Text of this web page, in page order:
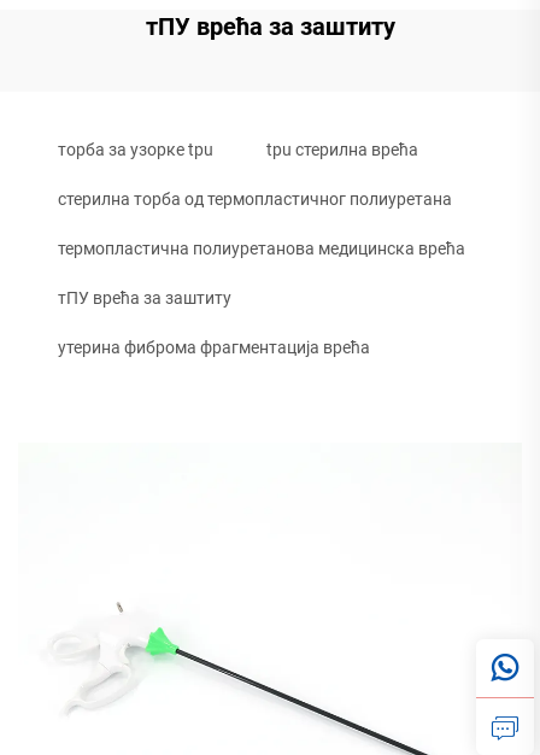
тПУ врећа за заштиту
торба за узорке tpu tpu стерилна врећа
стерилна торба од термопластичног полиуретана
термопластична полиуретанова медицинска врећа
тПУ врећа за заштиту
утерина фиброма фрагментација врећа